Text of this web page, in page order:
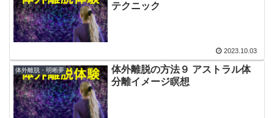
テクニック
2023.10.03
体外離脱・明晰夢
体外離脱の方法９ アストラル体
分離イメージ瞑想